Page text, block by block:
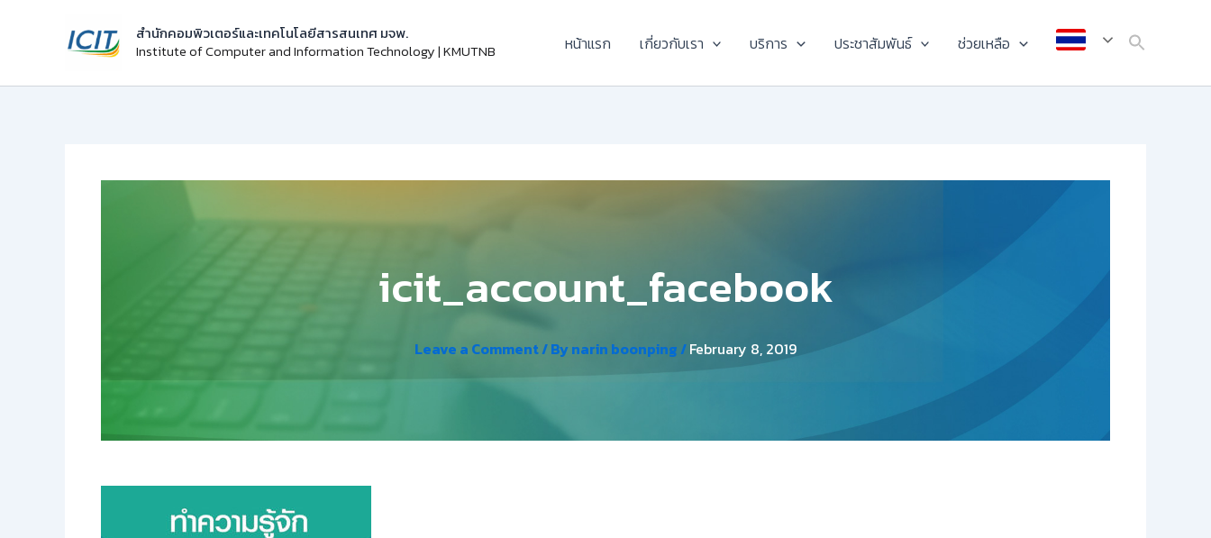
สำนักคอมพิวเตอร์และเทคโนโลยีสารสนเทศ มจพ.
Institute of Computer and Information Technology | KMUTNB
หน้าแรก เกี่ยวกับเรา บริการ ประชาสัมพันธ์ ช่วยเหลือ
icit_account_facebook
Leave a Comment/ Bynarin boonping/February 8, 2019